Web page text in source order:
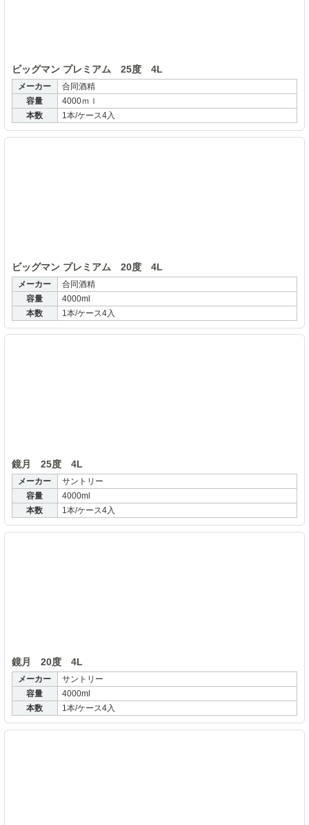
ビッグマン プレミアム 25度 4L
メーカー
合同酒精
容量
4000ｍｌ
本数
1本/ケース4入
ビッグマン プレミアム 20度 4L
メーカー
合同酒精
容量
4000ml
本数
1本/ケース4入
鏡月 25度 4L
メーカー
サントリー
容量
4000ml
本数
1本/ケース4入
鏡月 20度 4L
メーカー
サントリー
容量
4000ml
本数
1本/ケース4入